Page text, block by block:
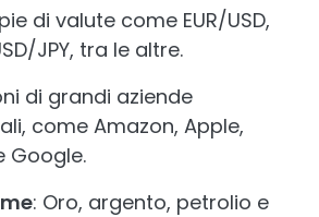
di valute come EUR/USD,
JPY, tra le altre.
di grandi aziende
come Amazon, Apple,
Google.
: Oro, argento, petrolio e